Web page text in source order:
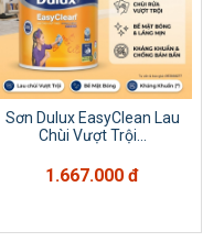
Sơn Dulux EasyClean Lau
Chùi Vượt Trội...
1.667.000 đ